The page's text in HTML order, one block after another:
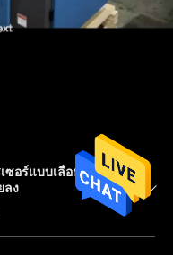
อร์แบบเลื่อนได้ฟรี
ลง